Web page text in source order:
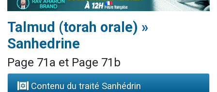
Talmud (torah orale) »
Sanhedrine
Page 71a et Page 71b
Contenu du traité Sanhédrin